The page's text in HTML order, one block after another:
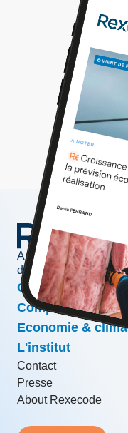
Au service de
développement des
Conjoncture &
Compétitivité &
Economie &
L'institut
Contact
Presse
About Rexecode